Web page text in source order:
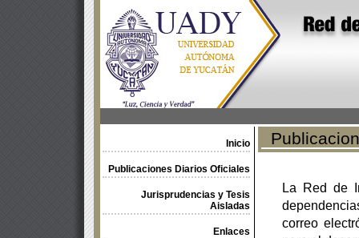
Inicio
Publicaciones Diarios Oficiales
Jurisprudencias y Tesis
Aisladas
Enlaces
La Red de
correo